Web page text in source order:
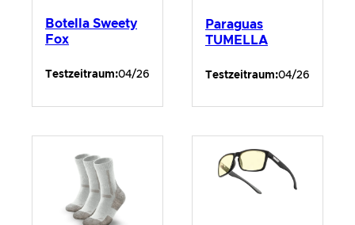
Botella Sweety
Fox
Testzeitraum:04/26
Paraguas
TUMELLA
Testzeitraum:04/26